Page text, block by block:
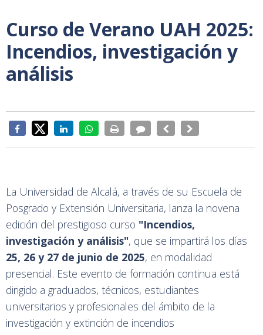
Curso de Verano UAH 2025:
Incendios, investigación y
análisis
La Universidad de Alcalá, a través de su Escuela de
Posgrado y Extensión Universitaria, lanza la novena
edición del prestigioso curso "Incendios,
investigación y análisis", que se impartirá los días
25, 26 y 27 de junio de 2025, en modalidad
presencial. Este evento de formación continua está
dirigido a graduados, técnicos, estudiantes
universitarios y profesionales del ámbito de la
investigación y extinción de incendios